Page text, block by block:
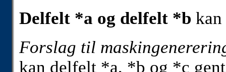
Delfelt *a og delfelt *b
Forslag til
kan delfelt *a, *b og *c